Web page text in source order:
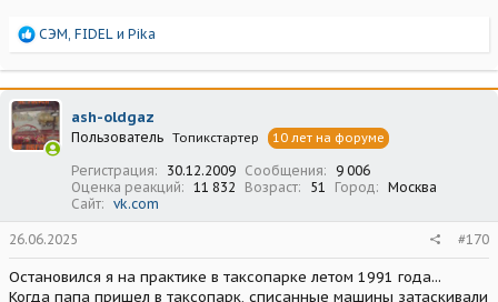
Р
а
к
ц
и
и
СЭМ, FIDEL и Pika
ash-oldgaz
Пользователь Топикстартер 10 лет на форуме
Регистрация 30.12.2009 Сообщения
9 006
Оценка реакций
11 832 Возраст 51 Город
Москва
Сайт
vk.com
26.06.2025 #170
Остановился я на практике в таксопарке летом 1991 года...
Когда папа пришел в таксопарк, списанные машины затаскивали